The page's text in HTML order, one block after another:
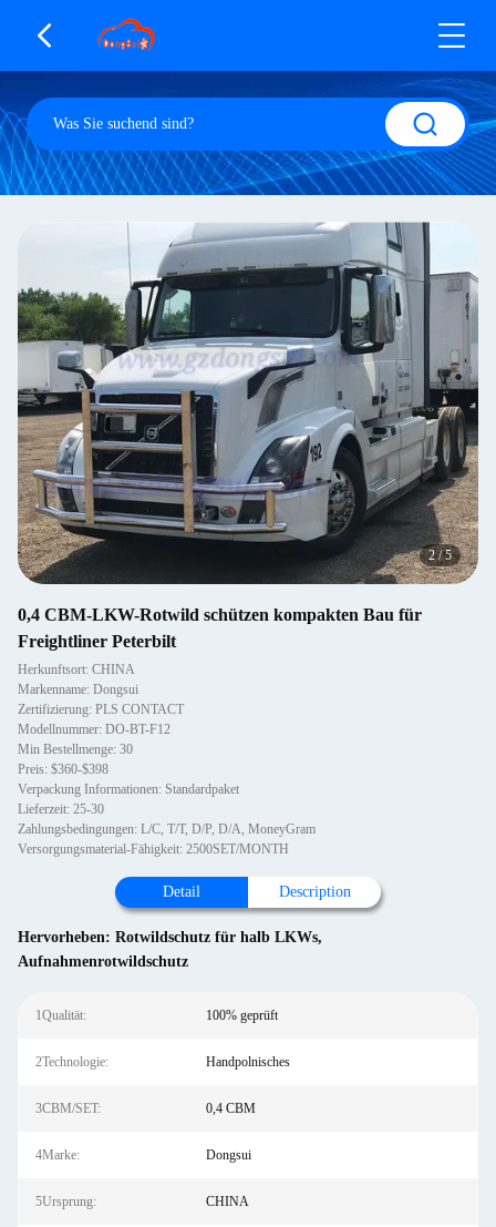
2/5
0,4 CBM-LKW-Rotwild schützen kompakten Bau für
Freightliner Peterbilt
Herkunftsort: CHINA
Markenname: Dongsui
Zertifizierung: PLS CONTACT
Modellnummer: DO-BT-F12
Min Bestellmenge: 30
Preis: $360-$398
Verpackung Informationen: Standardpaket
Lieferzeit: 25-30
Zahlungsbedingungen: L/C, T/T, D/P, D/A, MoneyGram
Versorgungsmaterial-Fähigkeit: 2500SET/MONTH
Detail Description
Hervorheben: Rotwildschutz für halb LKWs,
Aufnahmenrotwildschutz
1Qualität: 100% geprüft
2Technologie: Handpolnisches
3CBM/SET: 0,4 CBM
4Marke: Dongsui
5Ursprung: CHINA